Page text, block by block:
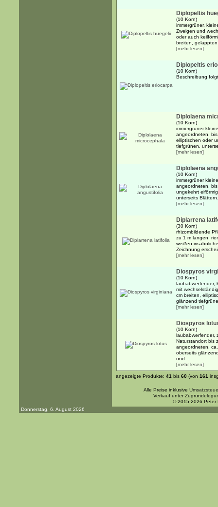
Diplopeltis
(10 Korn)
immergrüner,
Zweigen und
oder auch
breiten,
[mehr lesen]
Diplopeltis
(10 Korn)
Beschreibung
Diplolaena
(10 Korn)
immergrüner
angeordneten,
elliptischen oder
tiefgrünen,
[mehr lesen]
Diplolaena
(10 Korn)
immergrüner
angeordneten,
ungekehrt
unterseits
[mehr lesen]
Diplarrena
(30 Korn)
rhizombildende
zu 1 m langen,
weißen
Zeichnung
[mehr lesen]
Diospyros
(10 Korn)
laubabwerfender,
mit
cm breiten,
glänzend
[mehr lesen]
Diospyros
(10 Korn)
laubabwerfender,
Naturstandort bis
angeordneten,
oberseits
und ...
[mehr lesen]
angezeigte Produkte: 41 bis 60 (von 161
Alle Preise inklusive
Verkauf unter
© 2015-2026 Peter
Donnerstag, 6. August 2026